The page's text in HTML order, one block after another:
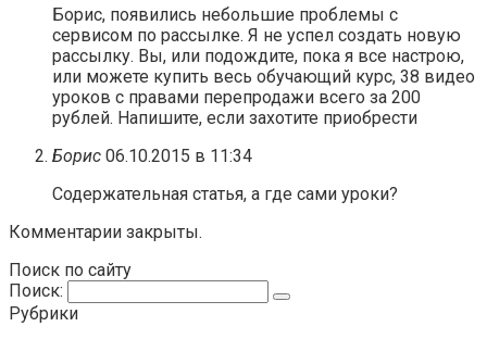
Борис, появились небольшие проблемы с
сервисом по рассылке. Я не успел создать новую
рассылку. Вы, или подождите, пока я все настрою,
или можете купить весь обучающий курс, 38 видео
уроков с правами перепродажи всего за 200
рублей. Напишите, если захотите приобрести
Борис 06.10.2015 в 11:34
Содержательная статья, а где сами уроки?
Комментарии закрыты.
Поиск по сайту
Поиск:
Рубрики